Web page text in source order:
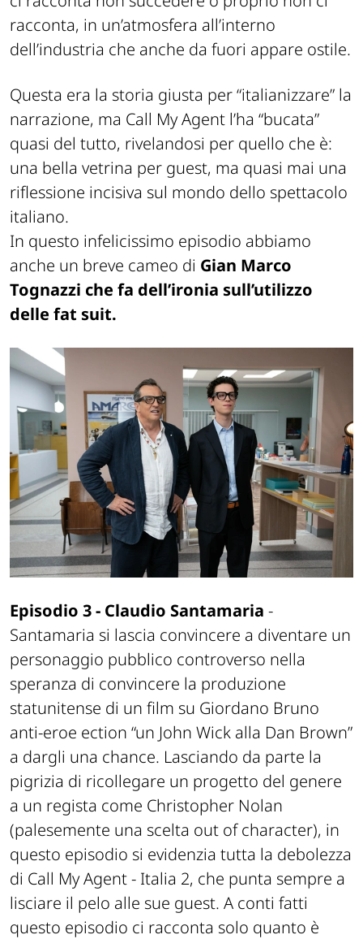
racconta, in un’atmosfera all’interno
dell’industria che anche da fuori appare ostile.
Questa era la storia giusta per “italianizzare” la
narrazione, ma Call My Agent l’ha “bucata”
quasi del tutto, rivelandosi per quello che è:
una bella vetrina per guest, ma quasi mai una
riflessione incisiva sul mondo dello spettacolo
italiano.
In questo infelicissimo episodio abbiamo
anche un breve cameo di Gian Marco
Tognazzi che fa dell’ironia sull’utilizzo
delle fat suit.
Episodio 3 - Claudio Santamaria -
Santamaria si lascia convincere a diventare un
personaggio pubblico controverso nella
speranza di convincere la produzione
statunitense di un film su Giordano Bruno
anti-eroe ection “un John Wick alla Dan Brown”
a dargli una chance. Lasciando da parte la
pigrizia di ricollegare un progetto del genere
a un regista come Christopher Nolan
(palesemente una scelta out of character), in
questo episodio si evidenzia tutta la debolezza
di Call My Agent - Italia 2, che punta sempre a
lisciare il pelo alle sue guest. A conti fatti
questo episodio ci racconta solo quanto è